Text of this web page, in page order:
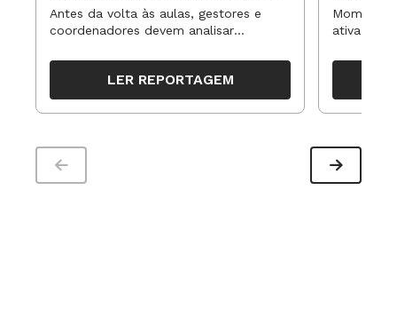
Antes da volta às aulas, gestores e
coordenadores devem analisar
organizar ações para orientar o
trabalho pedagógico ao longo do
período
LER REPORTAGEM
ativa
propostas